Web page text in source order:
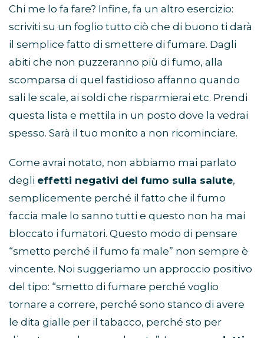
Chi me lo fa fare? Infine, fa un altro esercizio:
scriviti su un foglio tutto ciò che di buono ti darà
il semplice fatto di smettere di fumare. Dagli
abiti che non puzzeranno più di fumo, alla
scomparsa di quel fastidioso affanno quando
sali le scale, ai soldi che risparmierai etc. Prendi
questa lista e mettila in un posto dove la vedrai
spesso. Sarà il tuo monito a non ricominciare.
Come avrai notato, non abbiamo mai parlato
degli effetti negativi del fumo sulla salute,
semplicemente perché il fatto che il fumo
faccia male lo sanno tutti e questo non ha mai
bloccato i fumatori. Questo modo di pensare
“smetto perché il fumo fa male” non sempre è
vincente. Noi suggeriamo un approccio positivo
del tipo: “smetto di fumare perché voglio
tornare a correre, perché sono stanco di avere
le dita gialle per il tabacco, perché sto per